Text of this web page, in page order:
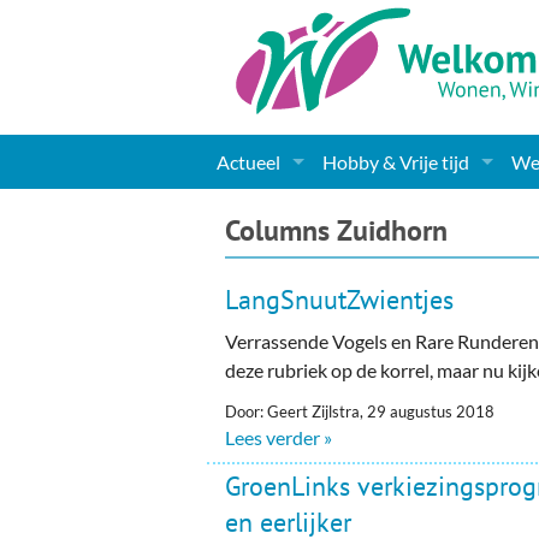
Actueel
Nieuws
Woningaanbod
Columns & Redactioneel
Foto-pagina
Hobby & Vrije tijd
Sport
Muziek
Toerisme & Musea
Podia & Dorpshuizen
Columns Zuidhorn
LangSnuutZwientjes
Verrassende Vogels en Rare
deze rubriek op de korrel, maar nu
Door: Geert Zijlstra, 29 augustus 2018
Lees verder »
GroenLinks
en eerlijker